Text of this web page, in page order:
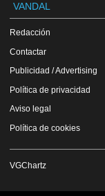
VANDAL
Redacción
Contactar
Publicidad / Advertising
Política de privacidad
Aviso legal
Política de cookies
VGChartz